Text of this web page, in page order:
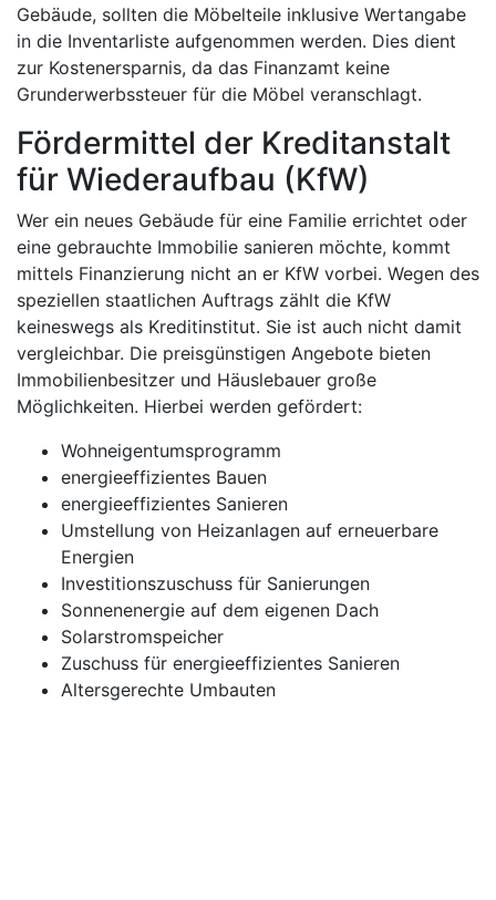
Gebäude, sollten die Möbelteile inklusive Wertangabe
in die Inventarliste aufgenommen werden. Dies dient
zur Kostenersparnis, da das Finanzamt keine
Grunderwerbssteuer für die Möbel veranschlagt.
Fördermittel der Kreditanstalt
für Wiederaufbau (KfW)
Wer ein neues Gebäude für eine Familie errichtet oder
eine gebrauchte Immobilie sanieren möchte, kommt
mittels Finanzierung nicht an er KfW vorbei. Wegen des
speziellen staatlichen Auftrags zählt die KfW
keineswegs als Kreditinstitut. Sie ist auch nicht damit
vergleichbar. Die preisgünstigen Angebote bieten
Immobilienbesitzer und Häuslebauer große
Möglichkeiten. Hierbei werden gefördert:
Wohneigentumsprogramm
energieeffizientes Bauen
energieeffizientes Sanieren
Umstellung von Heizanlagen auf erneuerbare
Energien
Investitionszuschuss für Sanierungen
Sonnenenergie auf dem eigenen Dach
Solarstromspeicher
Zuschuss für energieeffizientes Sanieren
Altersgerechte Umbauten